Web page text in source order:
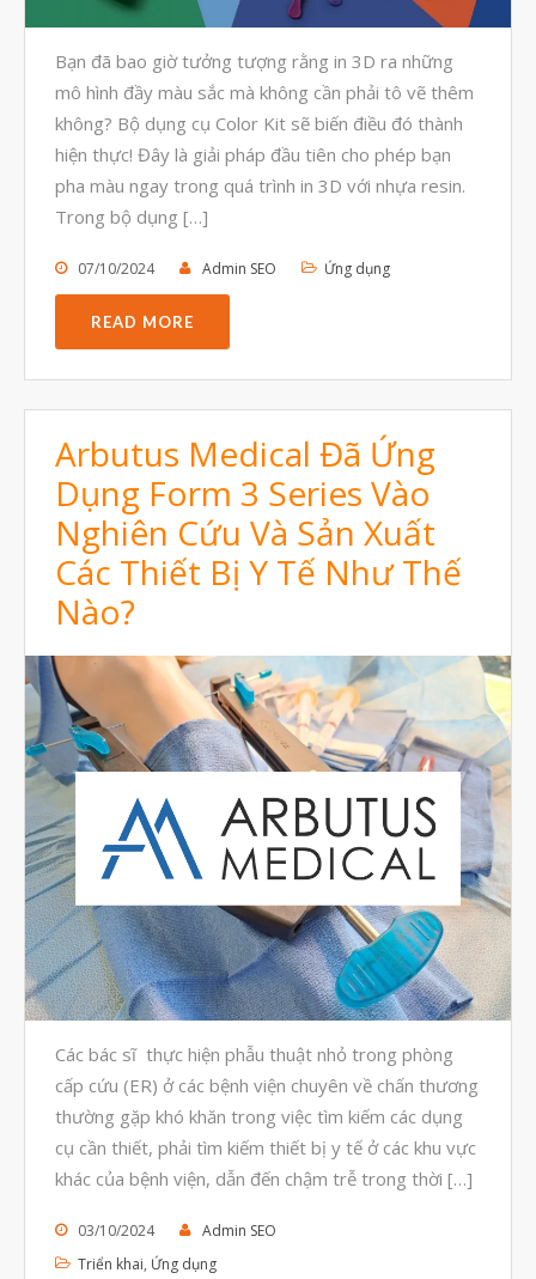
Bạn đã bao giờ tưởng tượng rằng in 3D ra những
mô hình đầy màu sắc mà không cần phải tô vẽ thêm
không? Bộ dụng cụ Color Kit sẽ biến điều đó thành
hiện thực! Đây là giải pháp đầu tiên cho phép bạn
pha màu ngay trong quá trình in 3D với nhựa resin.
Trong bộ dụng […]
07/10/2024 Admin SEO Ứng dụng
READ MORE
Arbutus Medical Đã Ứng
Dụng Form 3 Series Vào
Nghiên Cứu Và Sản Xuất
Các Thiết Bị Y Tế Như Thế
Nào?
Các bác sĩ thực hiện phẫu thuật nhỏ trong phòng
cấp cứu (ER) ở các bệnh viện chuyên về chấn thương
thường gặp khó khăn trong việc tìm kiếm các dụng
cụ cần thiết, phải tìm kiếm thiết bị y tế ở các khu vực
khác của bệnh viện, dẫn đến chậm trễ trong thời […]
03/10/2024
Admin SEO
Triển khai, Ứng dụng